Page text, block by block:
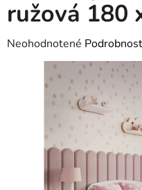
ružová 180
Priemerné
hodnotenie
produktu
hviezdičiek.
Neohodnotené